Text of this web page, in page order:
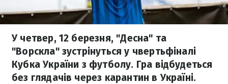
У четвер, 12 березня, "Десна" та
"Ворскла" зустрінуться у чвертьфіналі
Кубка України з футболу. Гра відбудеться
без глядачів через карантин в Україні.